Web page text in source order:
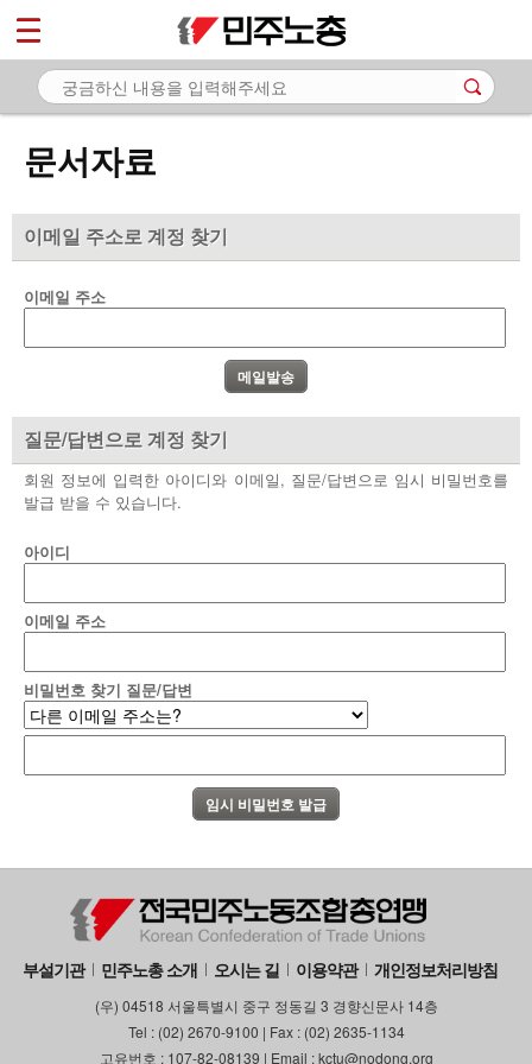
문서자료
이메일 주소로 계정 찾기
이메일 주소
질문/답변으로 계정 찾기
회원 정보에 입력한 아이디와 이메일, 질문/답변으로 임시 비밀번호를
발급 받을 수 있습니다.
아이디
이메일 주소
비밀번호 찾기 질문/답변
부설기관 민주노총 소개 오시는 길 이용약관 개인정보처리방침
(우) 04518 서울특별시 중구 정동길 3 경향신문사 14층
Tel : (02) 2670-9100 | Fax : (02) 2635-1134
고유번호 : 107-82-08139 | Email : kctu@nodong.org
마이페이지
소개
노동상담
자료
- 카드뉴스
부설기관